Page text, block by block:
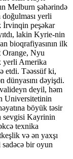
Melburn şəhərində
yerli
İrvinqin peşəkar
lakin Kyrie-nin
bioqrafiyasının ilk
Orange, Nyu
yerli Amerika
etdi. Təəssüf ki,
dünyasını dəyişdi.
deyil, həm
Universitetinin
böyük təsir
sevgisi Kayrinin
texnika
və ən yaxşı
sadəcə bir oyun